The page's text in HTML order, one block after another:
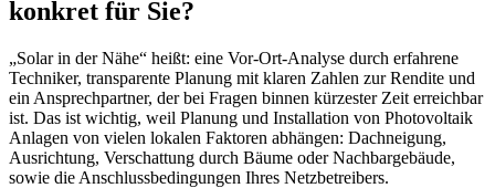
konkret für Sie?
„Solar in der Nähe“ heißt: eine Vor-Ort-Analyse durch erfahrene
Techniker, transparente Planung mit klaren Zahlen zur Rendite und
ein Ansprechpartner, der bei Fragen binnen kürzester Zeit erreichbar
ist. Das ist wichtig, weil Planung und Installation von Photovoltaik
Anlagen von vielen lokalen Faktoren abhängen: Dachneigung,
Ausrichtung, Verschattung durch Bäume oder Nachbargebäude,
sowie die Anschlussbedingungen Ihres Netzbetreibers.